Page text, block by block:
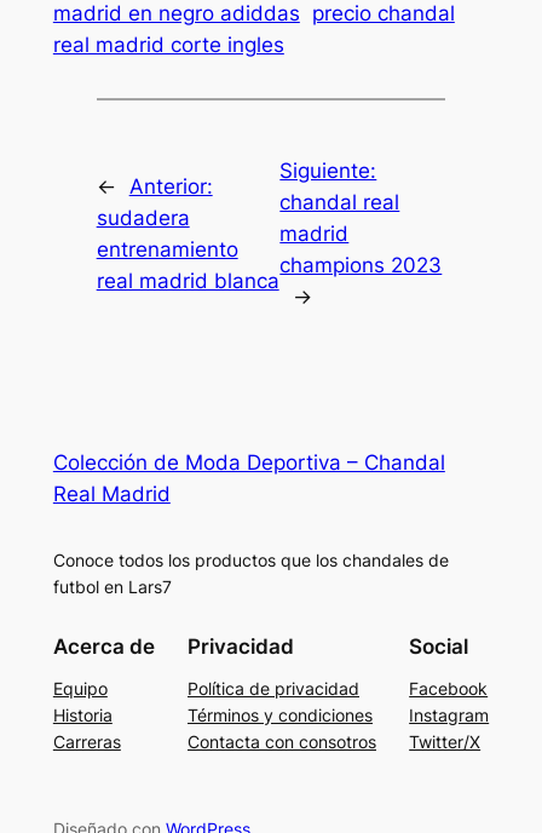
madrid en negro adiddas precio chandal
real madrid corte ingles
←
Anterior:
sudadera
entrenamiento
real madrid blanca
Siguiente:
chandal real
madrid
champions 2023
→
Colección de Moda Deportiva – Chandal
Real Madrid
Conoce todos los productos que los chandales de
futbol en Lars7
Acerca de
Equipo
Historia
Carreras
Privacidad
Política de privacidad
Términos y condiciones
Contacta con consotros
Social
Facebook
Instagram
Twitter/X